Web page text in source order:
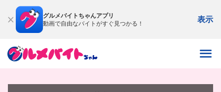
グルメバイトちゃんアプリ
動画で自由なバイトがすぐ見つかる！
表示